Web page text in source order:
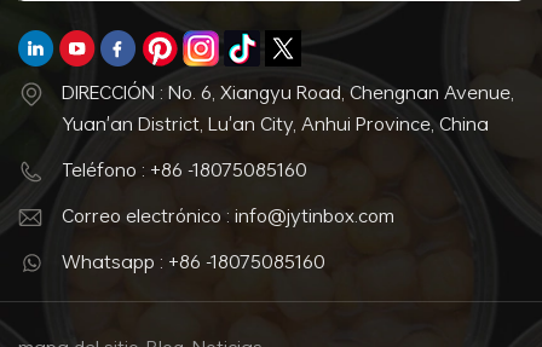
DIRECCIÓN : No. 6, Xiangyu Road, Chengnan Avenue,
Yuan'an District, Lu'an City, Anhui Province, China
Teléfono : +86 -18075085160
Correo electrónico : info@jytinbox.com
Whatsapp : +86 -18075085160